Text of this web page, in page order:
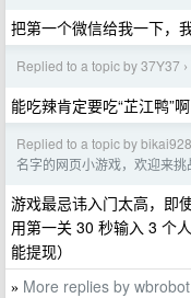
把第一个微信给我一下，
Replied to a topic by 37Y37 ›
能吃辣肯定要吃“芷江鸭”啊
Replied to a topic by
名字的网页小游戏，欢迎来挑
游戏最忌讳入门太高，即
用第一关 30 秒输入 3 个
能提现）
» More replies by wbrobot